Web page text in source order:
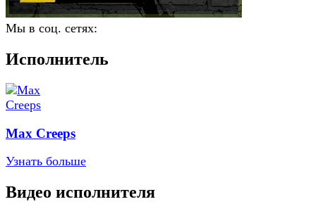
Мы в соц. сетях:
Исполнитель
Max Creeps
Узнать больше
Видео исполнителя